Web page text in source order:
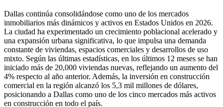
Dallas continúa consolidándose como uno de los mercados
inmobiliarios más dinámicos y activos en Estados Unidos en 2026.
La ciudad ha experimentado un crecimiento poblacional acelerado y
una expansión urbana significativa, lo que impulsa una demanda
constante de viviendas, espacios comerciales y desarrollos de uso
mixto. Según las últimas estadísticas, en los últimos 12 meses se han
iniciado más de 20,000 viviendas nuevas, reflejando un aumento del
4% respecto al año anterior. Además, la inversión en construcción
comercial en la región alcanzó los 5,3 mil millones de dólares,
posicionando a Dallas como uno de los cinco mercados más activos
en construcción en todo el país.